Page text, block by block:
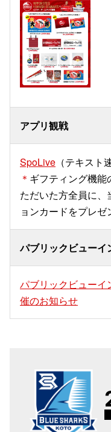
アプリ観戦
SpoLive （テキスト
＊ ギフティング機
ただいた方全員に
ョンカードをプレゼ
パブリックビューイ
パブリックビューイ
催のお知らせ